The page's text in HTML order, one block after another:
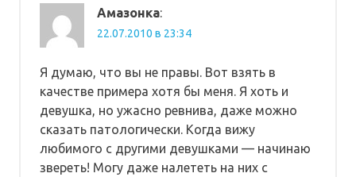
Амазонка:
22.07.2010 в 23:34
Я думаю, что вы не правы. Вот взять в
качестве примера хотя бы меня. Я хоть и
девушка, но ужасно ревнива, даже можно
сказать патологически. Когда вижу
любимого с другими девушками — начинаю
звереть! Могу даже налететь на них с